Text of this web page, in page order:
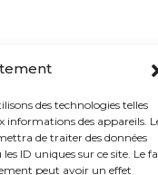
des technologies telles
informations des appareils.
de traiter des données
ID uniques sur ce site. Le
peut avoir un effet